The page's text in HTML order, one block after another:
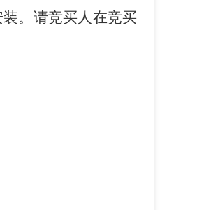
。请竞买人在竞买